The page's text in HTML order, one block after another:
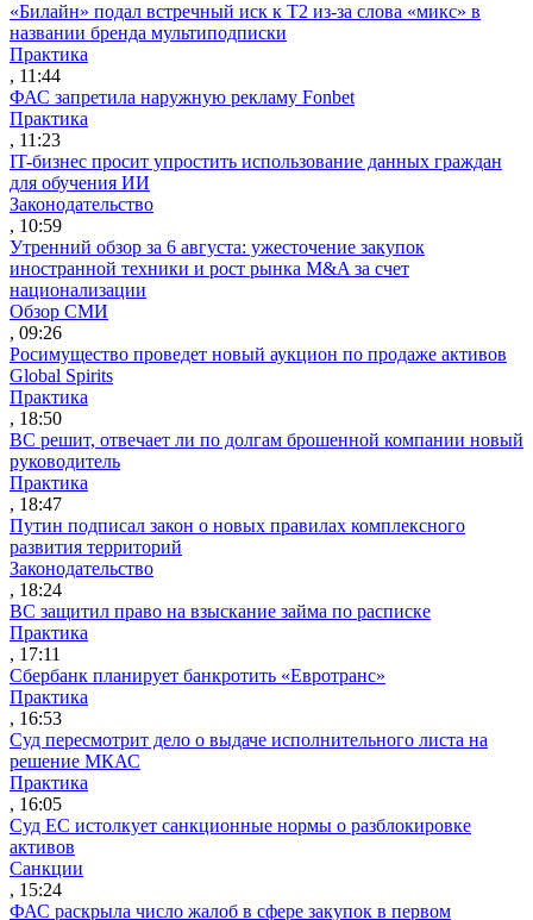
«Билайн» подал встречный иск к Т2 из-за слова «микс» в
названии бренда мультиподписки
Практика
, 11:44
ФАС запретила наружную рекламу Fonbet
Практика
, 11:23
IT-бизнес просит упростить использование данных граждан
для обучения ИИ
Законодательство
, 10:59
Утренний обзор за 6 августа: ужесточение закупок
иностранной техники и рост рынка M&A за счет
национализации
Обзор СМИ
, 09:26
Росимущество проведет новый аукцион по продаже активов
Global Spirits
Практика
, 18:50
ВС решит, отвечает ли по долгам брошенной компании новый
руководитель
Практика
, 18:47
Путин подписал закон о новых правилах комплексного
развития территорий
Законодательство
, 18:24
ВС защитил право на взыскание займа по расписке
Практика
, 17:11
Сбербанк планирует банкротить «Евротранс»
Практика
, 16:53
Суд пересмотрит дело о выдаче исполнительного листа на
решение МКАС
Практика
, 16:05
Суд ЕС истолкует санкционные нормы о разблокировке
активов
Санкции
, 15:24
ФАС раскрыла число жалоб в сфере закупок в первом